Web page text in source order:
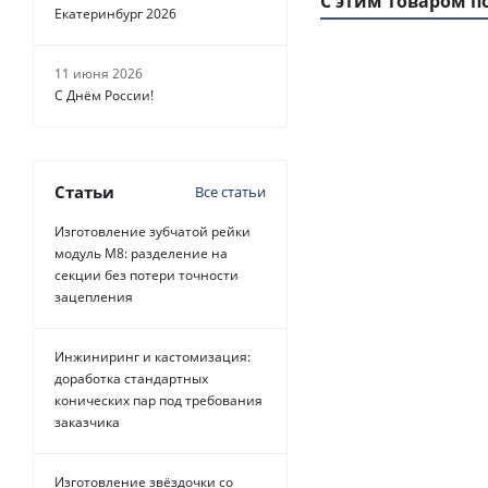
Екатеринбург 2026
11 июня 2026
С Днём России!
Статьи Все статьи
Изготовление зубчатой рейки
модуль М8: разделение на
секции без потери точности
зацепления
Инжиниринг и кастомизация:
доработка стандартных
конических пар под требования
заказчика
Изготовление звёздочки со